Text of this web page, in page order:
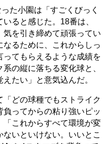
た小園は「すごくびっく
ると感じた。18番は、
を引き締めて頑張ってい
るために、これからしっ
てもらえるような成績を
の縦に落ちる変化球と、
たい」と意気込んだ。
どの球種でもストライク
ってからの粘り強いピッ
これからすべて環境が変
いといけない。いいとこ